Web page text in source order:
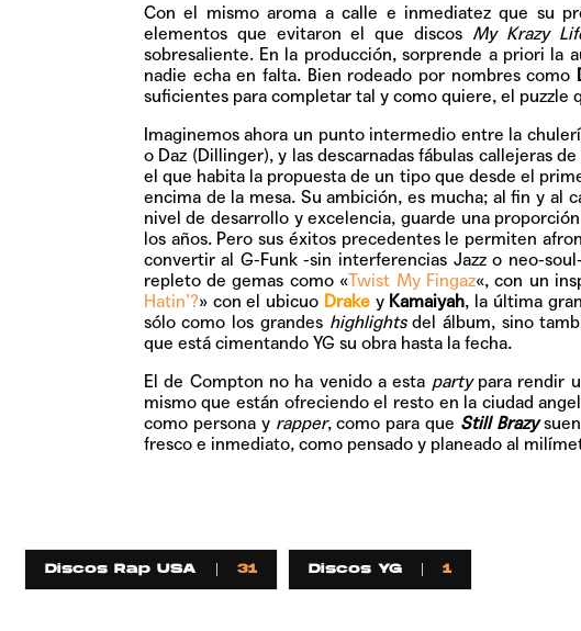
Con el mismo aroma a calle e inmediatez que su
elementos que evitaron el que discos My Krazy
sobresaliente. En la producción, sorprende a priori la
nadie echa en falta. Bien rodeado por nombres como
suficientes para completar tal y como quiere, el puzzle
Imaginemos ahora un punto intermedio entre la
o Daz (Dillinger), y las descarnadas fábulas callejeras
el que habita la propuesta de un tipo que desde el
encima de la mesa. Su ambición, es mucha; al fin y
nivel de desarrollo y excelencia, guarde una
los años. Pero sus éxitos precedentes le permiten
convertir al G-Funk -sin interferencias Jazz o neo-
repleto de gemas como «Twist My Fingaz«, con un
Hatin’?» con el ubicuo Drakey Kamaiyah, la última
sólo como los grandes highlightsdel álbum, sino
que está cimentando YG su obra hasta la fecha.
El de Compton no ha venido a esta partypara rendir
mismo que están ofreciendo el resto en la ciudad
como persona y rapper, como para que Still Brazy
fresco e inmediato, como pensado y planeado al
Discos Rap USA 31 Discos YG 1